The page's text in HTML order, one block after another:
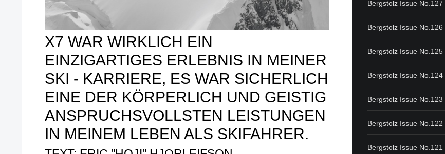
X7 WAR WIRKLICH EIN
EINZIGARTIGES ERLEBNIS IN MEINER
SKI - KARRIERE, ES WAR SICHERLICH
EINE DER KÖRPERLICH UND GEISTIG
ANSPRUCHSVOLLSTEN LEISTUNGEN
IN MEINEM LEBEN ALS SKIFAHRER.
Bergstolz Issue No.127
Bergstolz Issue No.126
Bergstolz Issue No.125
Bergstolz Issue No.124
Bergstolz Issue No.123
Bergstolz Issue No.122
Bergstolz Issue No.121